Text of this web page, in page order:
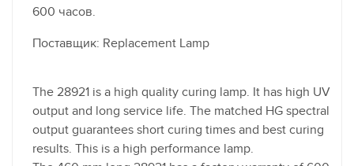
600 часов.
Поставщик: Replacement Lamp
The 28921 is a high quality curing lamp. It has high UV
output and long service life. The matched HG spectral
output guarantees short curing times and best curing
results. This is a high performance lamp.